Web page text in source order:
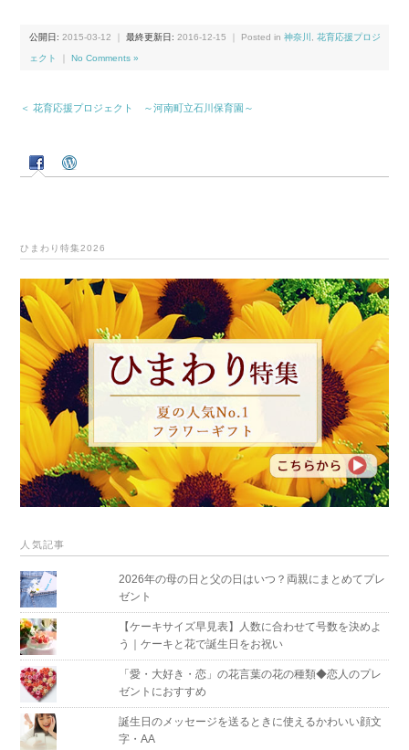
公開日:2015-03-12 ｜最終更新日:2016-12-15 ｜ Posted in神奈川 ,花育応援プロジ
ェクト ｜No Comments »
＜ 花育応援プロジェクト ～河南町立石川保育園～
ひまわり特集2026
人気記事
2026年の母の日と父の日はいつ？両親にまとめてプレ
ゼント
【ケーキサイズ早見表】人数に合わせて号数を決めよ
う｜ケーキと花で誕生日をお祝い
「愛・大好き・恋」の花言葉の花の種類◆恋人のプレ
ゼントにおすすめ
誕生日のメッセージを送るときに使えるかわいい顔文
字・AA